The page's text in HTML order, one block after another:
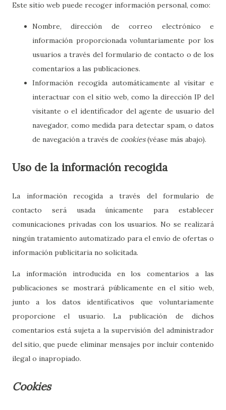
Este sitio web puede recoger información personal, como:
Nombre, dirección de correo electrónico e
información proporcionada voluntariamente por los
usuarios a través del formulario de contacto o de los
comentarios a las publicaciones.
Información recogida automáticamente al visitar e
interactuar con el sitio web, como la dirección IP del
visitante o el identificador del agente de usuario del
navegador, como medida para detectar spam, o datos
de navegación a través de cookies(véase más abajo).
Uso de la información recogida
La información recogida a través del formulario de
contacto será usada únicamente para establecer
comunicaciones privadas con los usuarios. No se realizará
ningún tratamiento automatizado para el envío de ofertas o
información publicitaria no solicitada.
La información introducida en los comentarios a las
publicaciones se mostrará públicamente en el sitio web,
junto a los datos identificativos que voluntariamente
proporcione el usuario. La publicación de dichos
comentarios está sujeta a la supervisión del administrador
del sitio, que puede eliminar mensajes por incluir contenido
ilegal o inapropiado.
Cookies